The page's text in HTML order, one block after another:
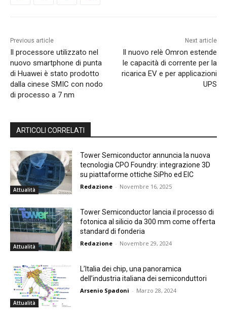
Previous article
Il processore utilizzato nel
nuovo smartphone di punta
di Huawei è stato prodotto
dalla cinese SMIC con nodo
di processo a 7 nm
Next article
Il nuovo relè Omron estende
le capacità di corrente per la
ricarica EV e per applicazioni
UPS
ARTICOLI CORRELATI
Attualità
Tower Semiconductor annuncia la nuova
tecnologia CPO Foundry: integrazione 3D
su piattaforme ottiche SiPho ed EIC
Redazione - Novembre 16, 2025
Attualità
Tower Semiconductor lancia il processo di
fotonica al silicio da 300 mm come offerta
standard di fonderia
Redazione - Novembre 29, 2024
Attualità
L’Italia dei chip, una panoramica
dell’industria italiana dei semiconduttori
Arsenio Spadoni - Marzo 28, 2024